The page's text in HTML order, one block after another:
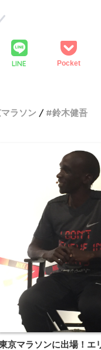
LINE Pocket
ラソン 鈴木健吾
京マラソンに出場！エ